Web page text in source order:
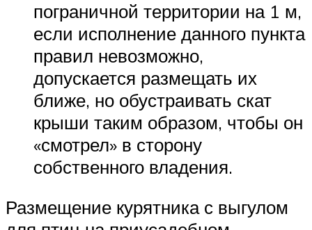
пограничной территории на 1 м,
если исполнение данного пункта
правил невозможно,
допускается размещать их
ближе, но обустраивать скат
крыши таким образом, чтобы он
«смотрел» в сторону
собственного владения.
Размещение курятника с выгулом